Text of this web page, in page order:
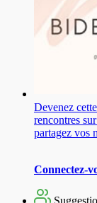
Devenez
rencontres
partagez vos
Connectez-